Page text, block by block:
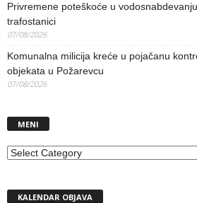
Privremene poteškoće u
trafostanici
07/08/2026
Komunalna milicija kreće u pojačanu
objekata u Požarevcu
07/08/2026
MENI
MENI
KALENDAR OBJAVA